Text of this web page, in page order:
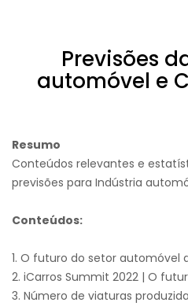
Previsões
automóvel e
Resumo
Conteúdos relevantes e
previsões para Indústria
Conteúdos:
1. O futuro do setor automóvel
2. iCarros Summit 2022 | O
3. Número de viaturas